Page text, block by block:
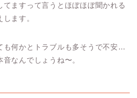
てますって言うとほぼほぼ聞かれる
ます。
も何かとトラブルも多そうで不安…
なんでしょうね〜。